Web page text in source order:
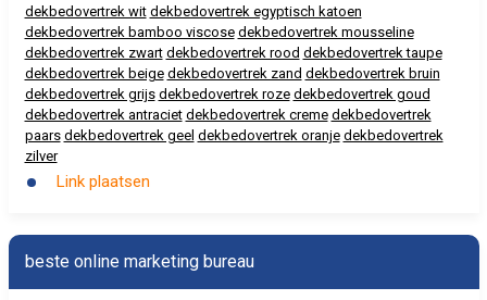
dekbedovertrek wit dekbedovertrek egyptisch katoen
dekbedovertrek bamboo viscose dekbedovertrek mousseline
dekbedovertrek zwart dekbedovertrek rood dekbedovertrek taupe
dekbedovertrek beige dekbedovertrek zand dekbedovertrek bruin
dekbedovertrek grijs dekbedovertrek roze dekbedovertrek goud
dekbedovertrek antraciet dekbedovertrek creme dekbedovertrek
paars dekbedovertrek geel dekbedovertrek oranje dekbedovertrek
zilver
Link plaatsen
beste online marketing bureau